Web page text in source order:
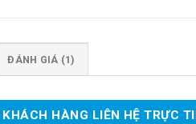
ĐÁNH GIÁ (1)
KHÁCH HÀNG LIÊN HỆ TRỰC